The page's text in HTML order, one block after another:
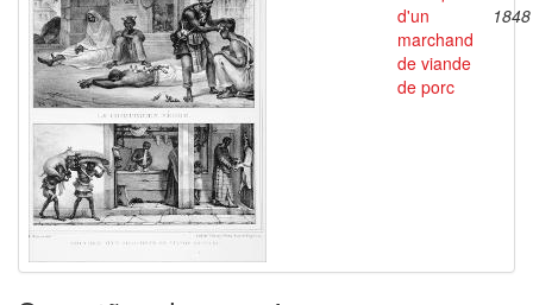
d'un
marchand
de viande
de porc
1848